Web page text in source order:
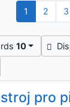
1 2 3
10
pro